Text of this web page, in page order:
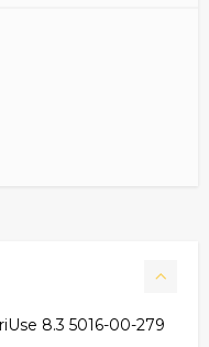
8.3 5016-00-279